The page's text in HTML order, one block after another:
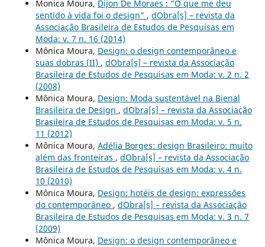
Monica Moura, Dijon De Moraes : “O que me deu
sentido à vida foi o design” , dObra[s] – revista da
Associação Brasileira de Estudos de Pesquisas em
Moda: v. 7 n. 16 (2014)
Mônica Moura, Design: o design contemporâneo e
suas dobras (II) , dObra[s] – revista da Associação
Brasileira de Estudos de Pesquisas em Moda: v. 2 n. 2
(2008)
Mônica Moura, Design: Moda sustentável na Bienal
Brasileira de Design , dObra[s] – revista da Associação
Brasileira de Estudos de Pesquisas em Moda: v. 5 n.
11 (2012)
Mônica Moura, Adélia Borges: design Brasileiro: muito
além das fronteiras , dObra[s] – revista da Associação
Brasileira de Estudos de Pesquisas em Moda: v. 4 n.
10 (2010)
Mônica Moura, Design: hotéis de design: expressões
do contemporâneo , dObra[s] – revista da Associação
Brasileira de Estudos de Pesquisas em Moda: v. 3 n. 7
(2009)
Mônica Moura, Design: o design contemporâneo e